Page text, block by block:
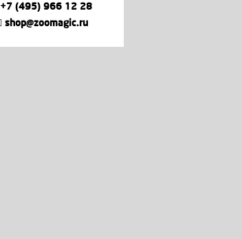
+7 (495) 966 12 28
shop@zoomagic.ru